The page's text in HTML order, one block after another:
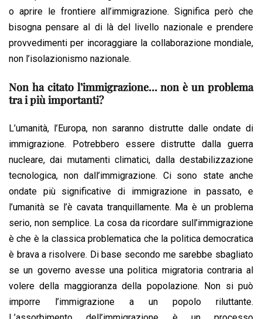
o aprire le frontiere all’immigrazione. Significa però che
bisogna pensare al di là del livello nazionale e prendere
provvedimenti per incoraggiare la collaborazione mondiale,
non l’isolazionismo nazionale.
Non ha citato l’immigrazione… non è un problema
tra i più importanti?
L’umanità, l’Europa, non saranno distrutte dalle ondate di
immigrazione. Potrebbero essere distrutte dalla guerra
nucleare, dai mutamenti climatici, dalla destabilizzazione
tecnologica, non dall’immigrazione. Ci sono state anche
ondate più significative di immigrazione in passato, e
l’umanità se l’è cavata tranquillamente. Ma è un problema
serio, non semplice. La cosa da ricordare sull’immigrazione
è che è la classica problematica che la politica democratica
è brava a risolvere. Di base secondo me sarebbe sbagliato
se un governo avesse una politica migratoria contraria al
volere della maggioranza della popolazione. Non si può
imporre l’immigrazione a un popolo riluttante.